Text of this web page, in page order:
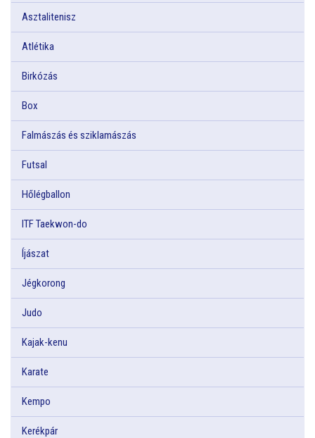
Asztalitenisz
Atlétika
Birkózás
Box
Falmászás és sziklamászás
Futsal
Hőlégballon
ITF Taekwon-do
Íjászat
Jégkorong
Judo
Kajak-kenu
Karate
Kempo
Kerékpár